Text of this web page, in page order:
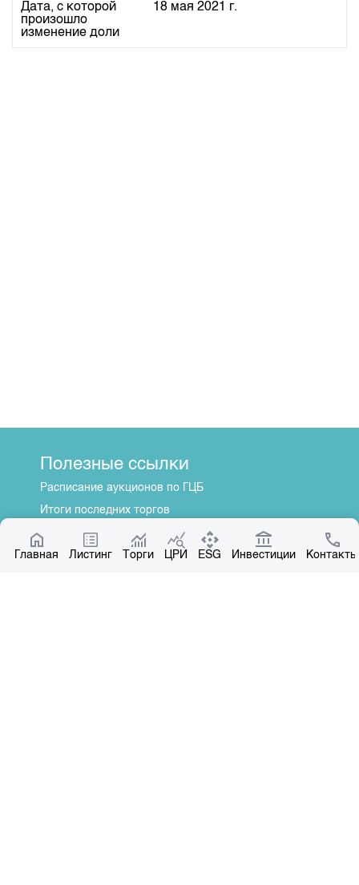
Главная Листинг Торги ЦРИ ESG Инвестиции Контакты
Дата, с которой
произошло
изменение доли
18 мая 2021 г.
Полезные ссылки
Расписание аукционов по ГЦБ
Итоги последних торгов
Котировки по ЦБ
Центр раскрытия информации